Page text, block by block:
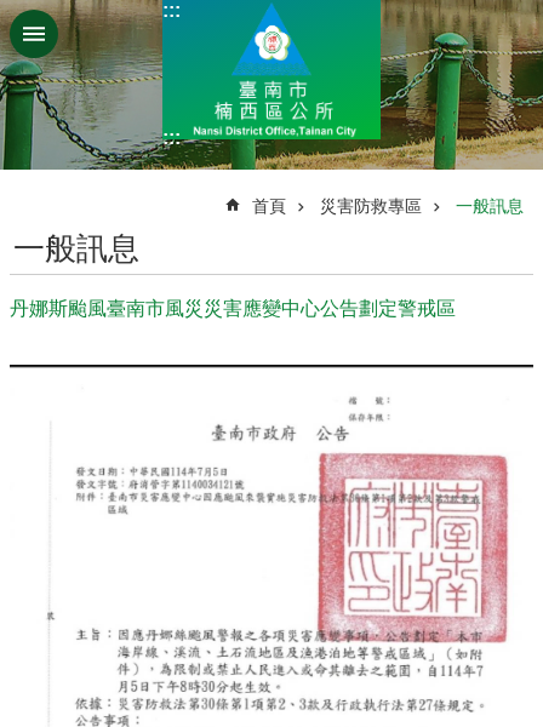
跳到主要內容區塊
:::
:::
首頁 災害防救專區 一般訊息
一般訊息
丹娜斯颱風臺南市風災災害應變中心公告劃定警戒區